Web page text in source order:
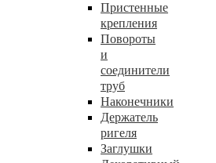
Пристенные
крепления
Повороты
и
соединители
труб
Наконечники
Держатель
ригеля
Заглушки